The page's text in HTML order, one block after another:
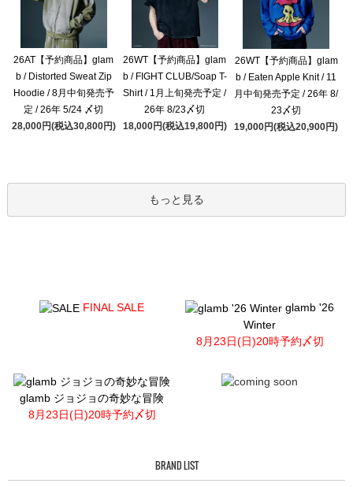
26AT【予約商品】glam
b / Distorted Sweat Zip
Hoodie / 8月中旬発売予
定 / 26年 5/24 〆切
28,000円(税込30,800円)
26WT【予約商品】glam
b / FIGHT CLUB/Soap T-
Shirt / 1月上旬発売予定 /
26年 8/23〆切
18,000円(税込19,800円)
26WT【予約商品】glam
b / Eaten Apple Knit / 11
月中旬発売予定 / 26年 8/
23〆切
19,000円(税込20,900円)
もっと見る
FINAL SALE
glamb '26
Winter
8月23日(日)20時予約〆切
glamb ジョジョの奇妙な冒険
8月23日(日)20時予約〆切
BRAND LIST